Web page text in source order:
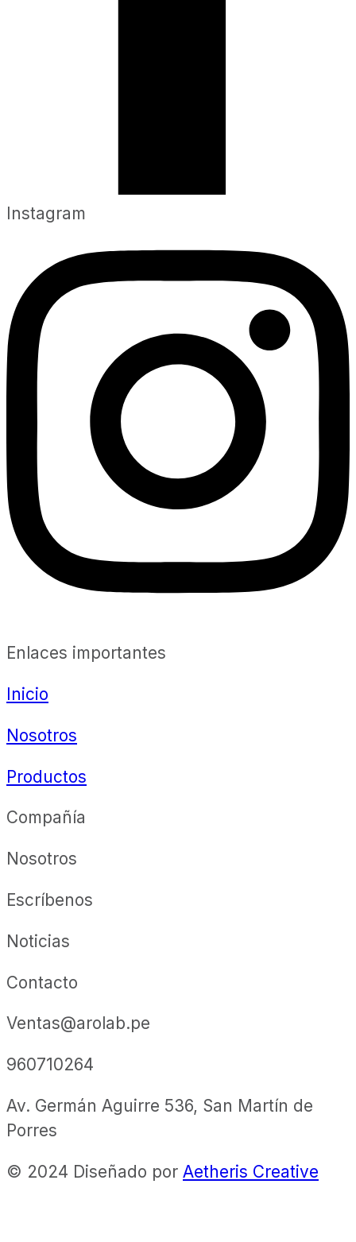
Instagram
Enlaces importantes
Inicio
Nosotros
Productos
Compañía
Nosotros
Escríbenos
Noticias
Contacto
Ventas@arolab.pe
960710264
Av. Germán Aguirre 536, San Martín de
Porres
© 2024 Diseñado por Aetheris Creative